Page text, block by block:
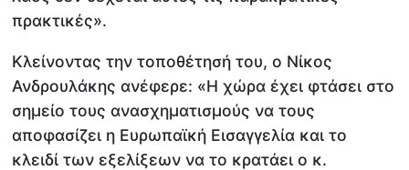
πρακτικές».
Κλείνοντας την τοποθέτησή του, ο Νίκος
Ανδρουλάκης ανέφερε: «Η χώρα έχει φτάσει στο
σημείο τους ανασχηματισμούς να τους
αποφασίζει η Ευρωπαϊκή Εισαγγελία και το
κλειδί των εξελίξεων να το κρατάει ο κ.